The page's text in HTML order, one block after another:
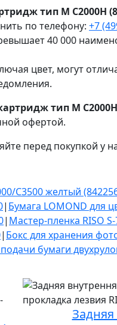
тип M C2000H
по телефону: +7
40 000
цвет, могут
тип M C2000H
офертой.
перед покупкой у
C3500 желтый
| Бумага LOMOND для
| Мастер-пленка RISO S-
| Бокс для хранения
бумаги